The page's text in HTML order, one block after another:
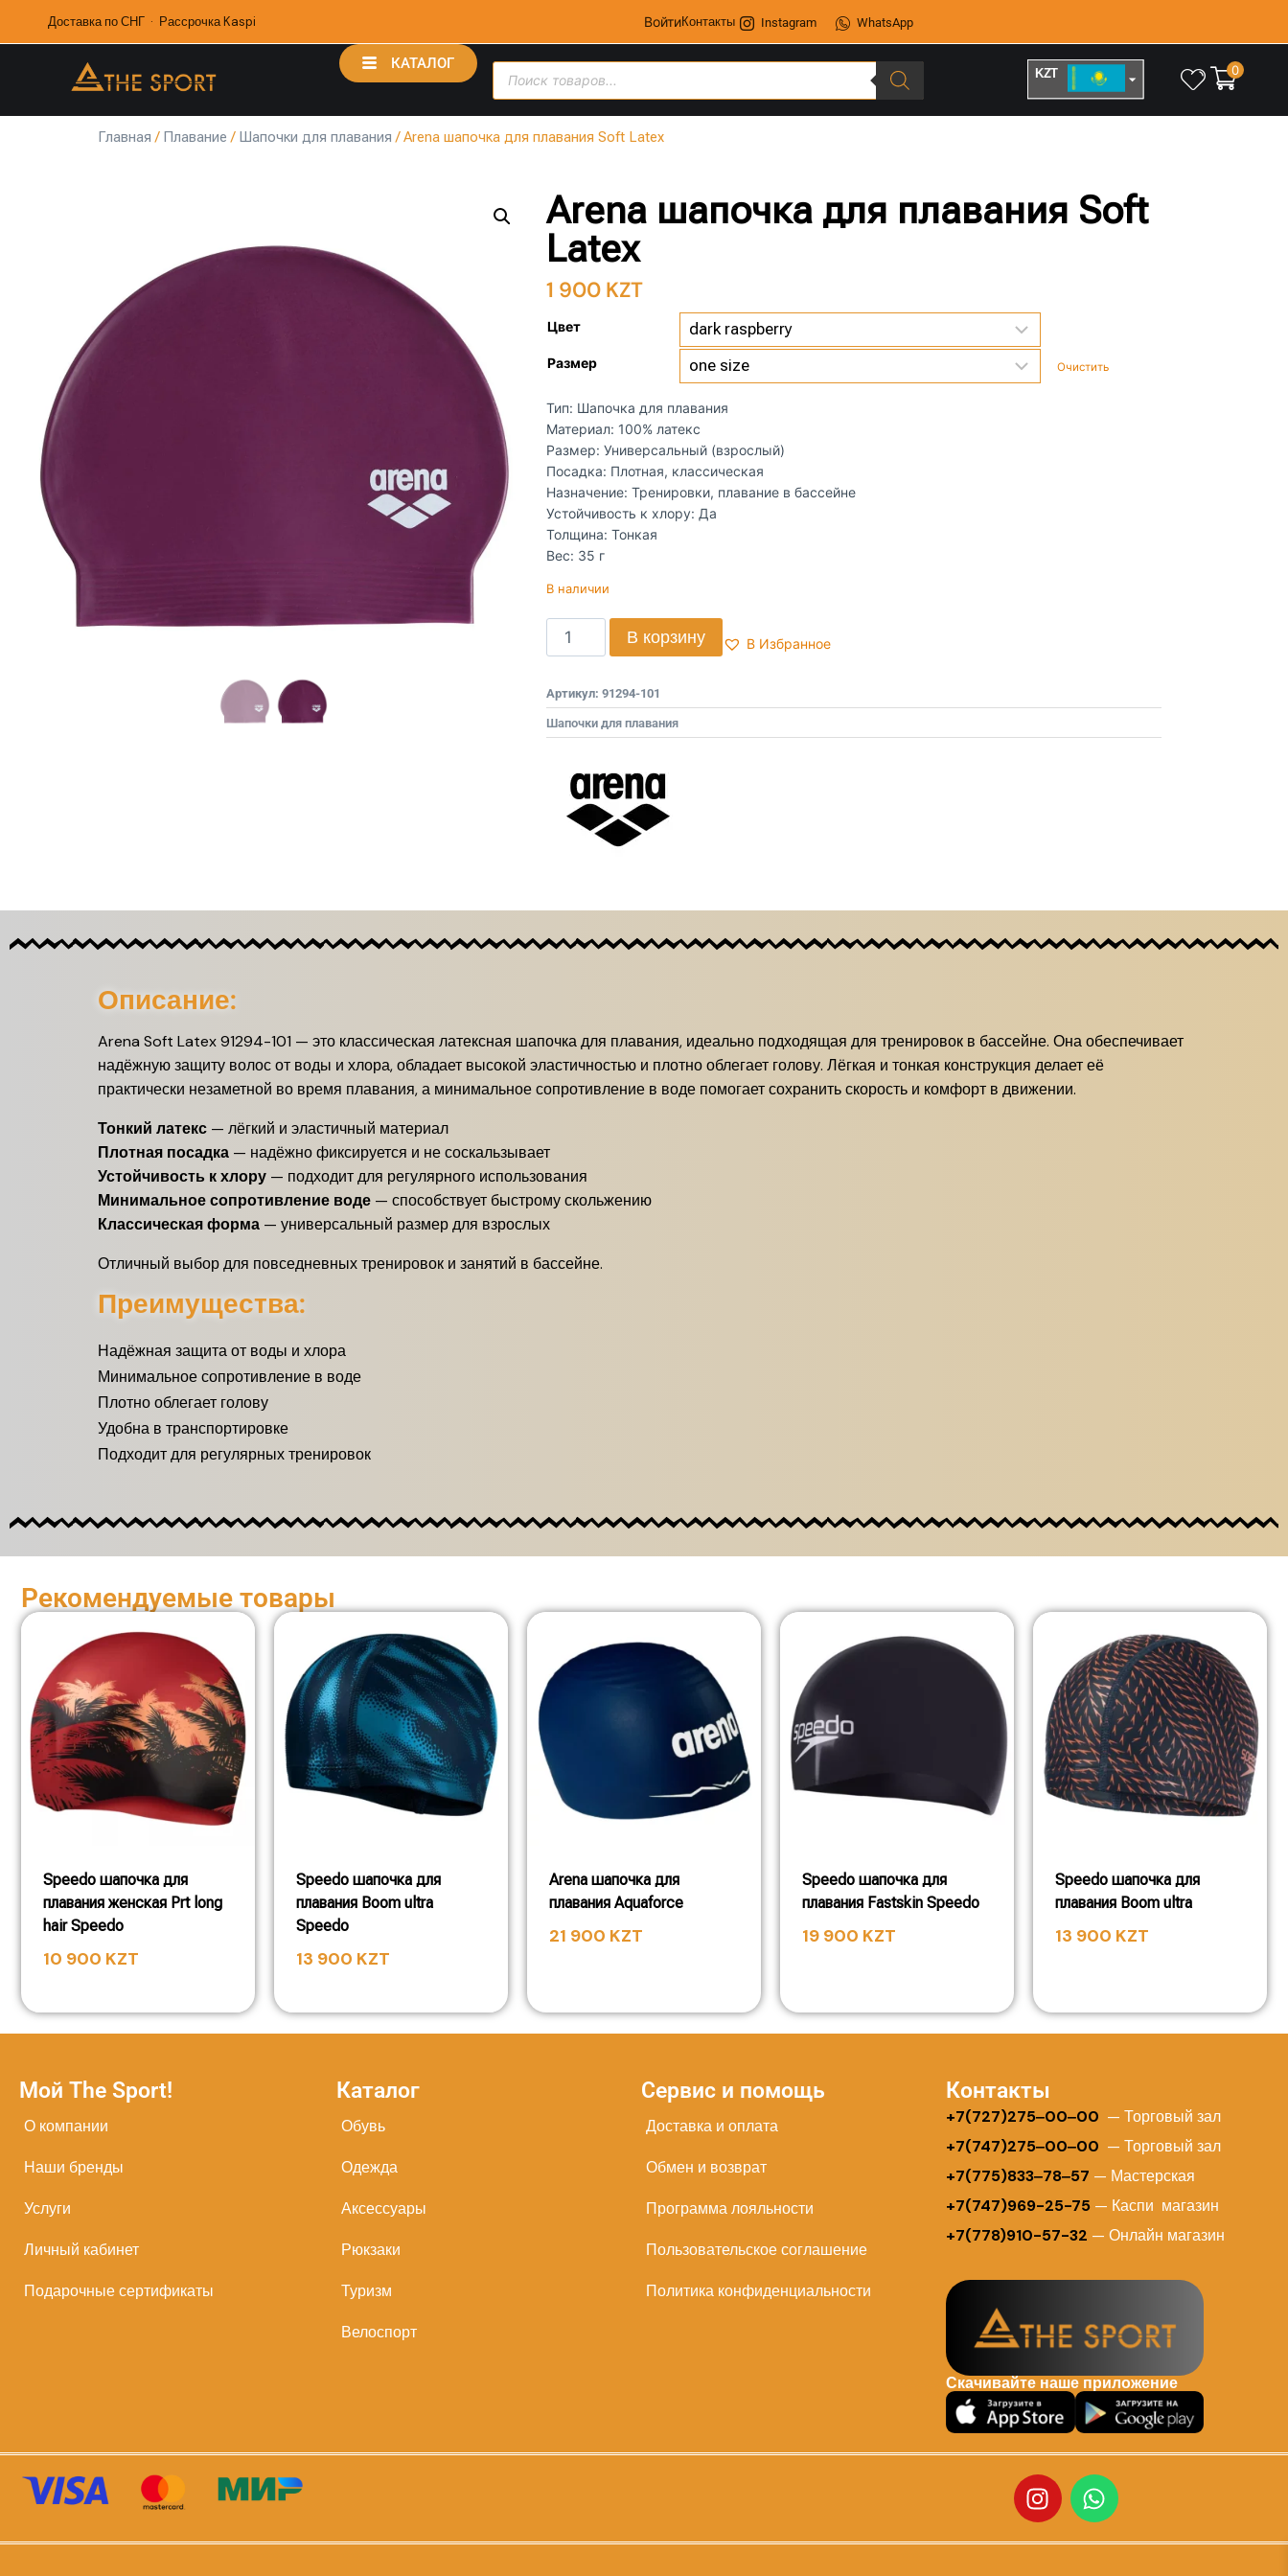
Доставка по СНГ · Рассрочка Kaspi ВойтиКонтакты Instagram WhatsApp
КАТАЛОГ
KZT 0
Главная / Плавание / Шапочки для плавания / Arena шапочка для плавания Soft Latex
Arena шапочка для плавания Soft
Latex
1 900 KZT
Цвет
Размер Очистить
Тип: Шапочка для плавания
Материал: 100% латекс
Размер: Универсальный (взрослый)
Посадка: Плотная, классическая
Назначение: Тренировки, плавание в бассейне
Устойчивость к хлору: Да
Толщина: Тонкая
Вес: 35 г
В наличии
В корзину В Избранное
Артикул: 91294-101
Шапочки для плавания
Описание:
Arena Soft Latex 91294-101 — это классическая латексная шапочка для плавания, идеально подходящая для тренировок в бассейне. Она обеспечивает
надёжную защиту волос от воды и хлора, обладает высокой эластичностью и плотно облегает голову. Лёгкая и тонкая конструкция делает её
практически незаметной во время плавания, а минимальное сопротивление в воде помогает сохранить скорость и комфорт в движении.
Тонкий латекс — лёгкий и эластичный материал
Плотная посадка — надёжно фиксируется и не соскальзывает
Устойчивость к хлору — подходит для регулярного использования
Минимальное сопротивление воде — способствует быстрому скольжению
Классическая форма — универсальный размер для взрослых
Отличный выбор для повседневных тренировок и занятий в бассейне.
Преимущества:
Надёжная защита от воды и хлора
Минимальное сопротивление в воде
Плотно облегает голову
Удобна в транспортировке
Подходит для регулярных тренировок
Рекомендуемые товары
Speedo шапочка для
плавания женская Prt long
hair Speedo
10 900 KZT
Speedo шапочка для
плавания Boom ultra
Speedo
13 900 KZT
Arena шапочка для
плавания Aquaforce
21 900 KZT
Speedo шапочка для
плавания Fastskin Speedo
19 900 KZT
Speedo шапочка для
плавания Boom ultra
13 900 KZT
Мой The Sport!
О компании
Наши бренды
Услуги
Личный кабинет
Подарочные сертификаты
Каталог
Обувь
Одежда
Аксессуары
Рюкзаки
Туризм
Велоспорт
Сервис и помощь
Доставка и оплата
Обмен и возврат
Программа лояльности
Пользовательское соглашение
Политика конфиденциальности
Контакты
+7(727)275‒00‒00 — Торговый зал
+7(747)275‒00‒00 — Торговый зал
+7(775)833‒78‒57 — Мастерская
+7(747)969-25-75— Каспи магазин
+7(778)910-57-32 — Онлайн магазин
Скачивайте наше приложение